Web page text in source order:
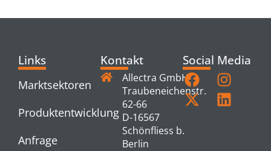
Links
Marktsektoren
Produktentwicklung
Anfrage
Kontakt
Allectra GmbH
Traubeneichenstr.
62-66
D-16567
Schönfliess b.
Berlin
Social Media